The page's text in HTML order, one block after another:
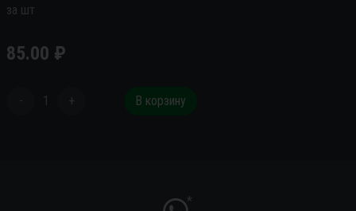
за шт
85.00 ₽
- 1 + В корзину
*